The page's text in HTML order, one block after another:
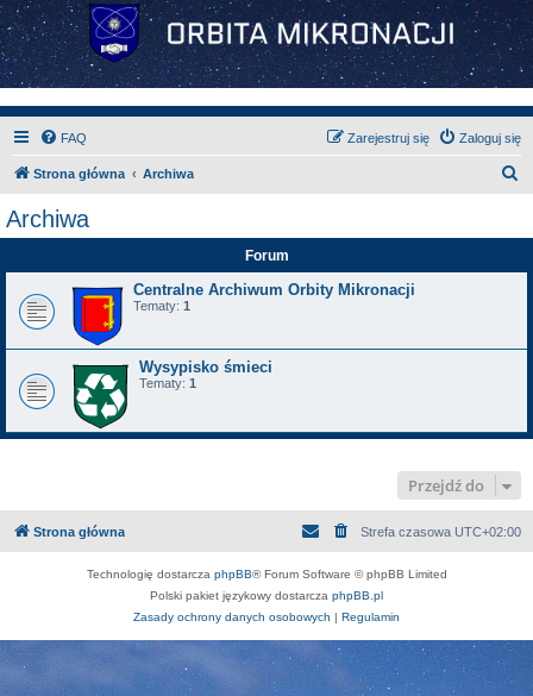
FAQ Zaloguj się
Zarejestruj się
Strona główna Archiwa
Archiwa
Forum
Centralne Archiwum Orbity Mikronacji
Tematy: 1
Wysypisko śmieci
Tematy: 1
Przejdź do
Strona główna Strefa czasowa UTC+02:00
Technologię dostarcza phpBB® Forum Software © phpBB Limited
Polski pakiet językowy dostarcza phpBB.pl
Zasady ochrony danych osobowych | Regulamin